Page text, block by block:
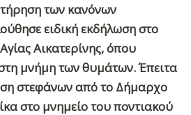
των κανόνων
ειδική εκδήλωση στο
Αικατερίνης, όπου
στη μνήμη των θυμάτων. Έπειτα
στεφάνων από το Δήμαρχο
στο μνημείο του ποντιακού